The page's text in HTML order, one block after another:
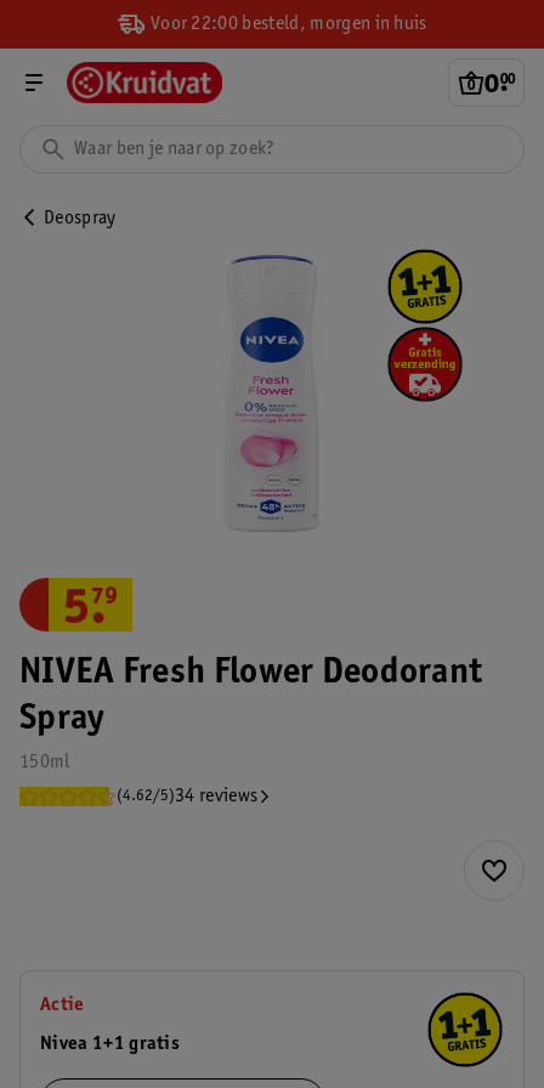
Voor 22:00 besteld, morgen in huis
0.
00
Deospray
NIVEA Fresh Flower Deodorant
Spray
150ml
(4.62/5)34 reviews
5.
79
Actie
Nivea 1+1 gratis